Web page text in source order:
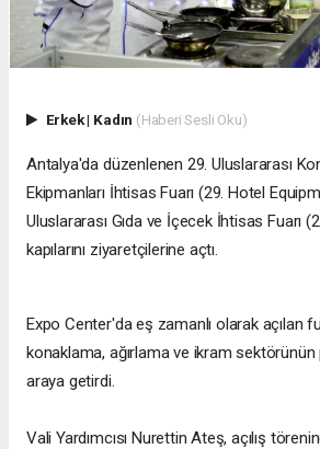
Erkek| Kadın (Haberi Sesli Oku)
​Antalya'da düzenlenen 29. Uluslararası
Ekipmanları İhtisas Fuarı (29. Hotel
Uluslararası Gıda ve İçecek İhtisas Fuarı
kapılarını ziyaretçilerine açtı.
Expo Center'da eş zamanlı olarak açılan
konaklama, ağırlama ve ikram
araya getirdi.
Vali Yardımcısı Nurettin Ateş, açılış